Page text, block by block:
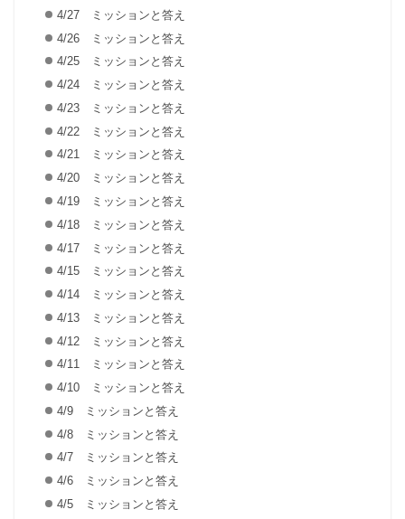
4/27 ミッションと答え
4/26 ミッションと答え
4/25 ミッションと答え
4/24 ミッションと答え
4/23 ミッションと答え
4/22 ミッションと答え
4/21 ミッションと答え
4/20 ミッションと答え
4/19 ミッションと答え
4/18 ミッションと答え
4/17 ミッションと答え
4/15 ミッションと答え
4/14 ミッションと答え
4/13 ミッションと答え
4/12 ミッションと答え
4/11 ミッションと答え
4/10 ミッションと答え
4/9 ミッションと答え
4/8 ミッションと答え
4/7 ミッションと答え
4/6 ミッションと答え
4/5 ミッションと答え